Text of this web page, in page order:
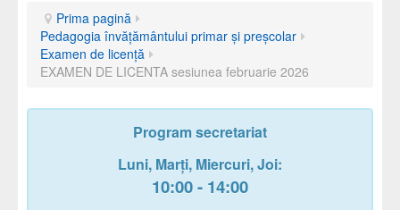
Prima pagină
Pedagogia învăţământului primar și preșcolar
Examen de licență
EXAMEN DE LICENTA sesiunea februarie 2026
Program secretariat
Luni, Marți, Miercuri, Joi:
10:00 - 14:00